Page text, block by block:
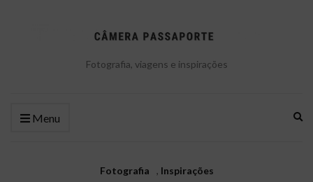
Fotografia, viagens e inspirações
Menu
Fotografia , Inspirações